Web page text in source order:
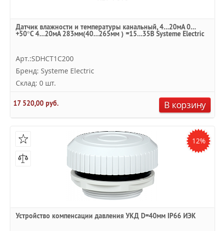
Датчик влажности и температуры канальный, 4…20мА 0…
+50°С 4…20мА 283мм(40…265мм ) =15…35В Systeme Electric
Арт.:SDHCT1C200
Бренд: Systeme Electric
Склад: 0 шт.
17 520,00 руб. В корзину
12%
Устройство компенсации давления УКД D=40мм IP66 ИЭК